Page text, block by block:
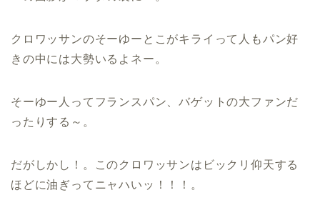
クロワッサンのそーゆーとこがキライって人もパン好
きの中には大勢いるよネー。
そーゆー人ってフランスパン、バゲットの大ファンだ
ったりする～。
だがしかし！。このクロワッサンはビックリ仰天する
ほどに油ぎってニャハいッ！！！。